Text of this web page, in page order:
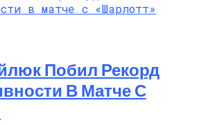
Побил Рекорд
В Матче С